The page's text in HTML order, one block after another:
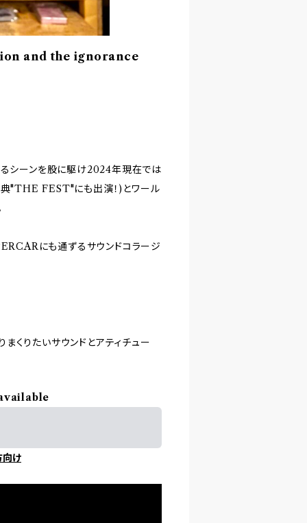
and the ignorance
るシーンを股に駆け2024年現在では
典"THE FEST"にも出演！)とワール
にも通ずるサウンドコラージ
くりたいサウンドとアティチュー
向け